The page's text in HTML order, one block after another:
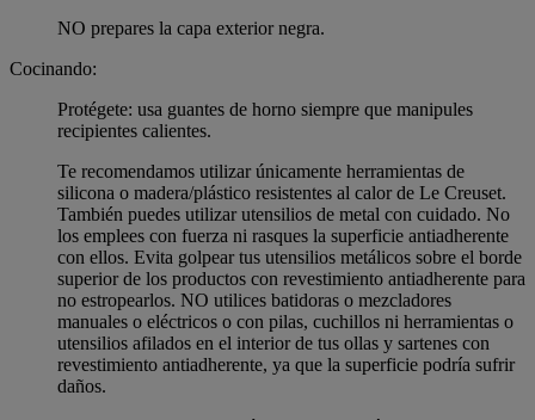
NO prepares la capa exterior negra.
Cocinando:
Protégete: usa guantes de horno siempre que manipules
recipientes calientes.
Te recomendamos utilizar únicamente herramientas de
silicona o madera/plástico resistentes al calor de Le Creuset.
También puedes utilizar utensilios de metal con cuidado. No
los emplees con fuerza ni rasques la superficie antiadherente
con ellos. Evita golpear tus utensilios metálicos sobre el borde
superior de los productos con revestimiento antiadherente para
no estropearlos. NO utilices batidoras o mezcladores
manuales o eléctricos o con pilas, cuchillos ni herramientas o
utensilios afilados en el interior de tus ollas y sartenes con
revestimiento antiadherente, ya que la superficie podría sufrir
daños.